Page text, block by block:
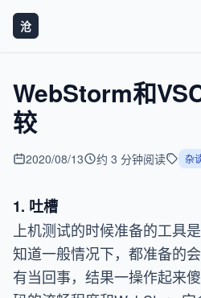
沧
WebStorm和
较
2020/08/13 约 3 分钟阅读 杂
1. 吐槽
上机测试的时候准备的工具
知道一般情况下，都准备的
有当回事，结果一操作起来